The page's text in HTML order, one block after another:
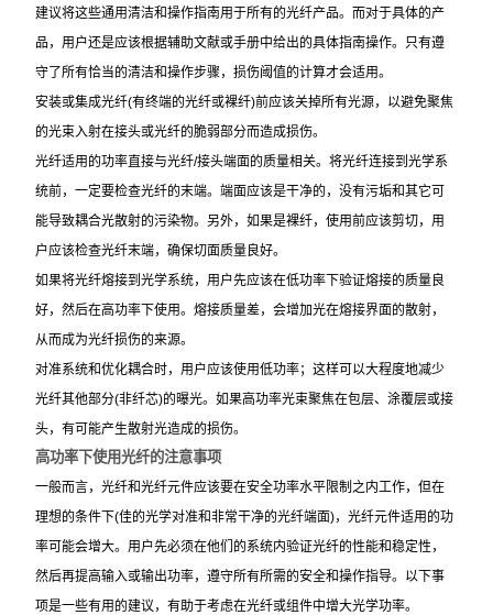
建议将这些通用清洁和操作指南用于所有的光纤产品。而对于具体的产
品，用户还是应该根据辅助文献或手册中给出的具体指南操作。只有遵
守了所有恰当的清洁和操作步骤，损伤阈值的计算才会适用。
安装或集成光纤(有终端的光纤或裸纤)前应该关掉所有光源，以避免聚焦
的光束入射在接头或光纤的脆弱部分而造成损伤。
光纤适用的功率直接与光纤/接头端面的质量相关。将光纤连接到光学系
统前，一定要检查光纤的末端。端面应该是干净的，没有污垢和其它可
能导致耦合光散射的污染物。另外，如果是裸纤，使用前应该剪切，用
户应该检查光纤末端，确保切面质量良好。
如果将光纤熔接到光学系统，用户先应该在低功率下验证熔接的质量良
好，然后在高功率下使用。熔接质量差，会增加光在熔接界面的散射，
从而成为光纤损伤的来源。
对准系统和优化耦合时，用户应该使用低功率；这样可以大程度地减少
光纤其他部分(非纤芯)的曝光。如果高功率光束聚焦在包层、涂覆层或接
头，有可能产生散射光造成的损伤。
高功率下使用光纤的注意事项
一般而言，光纤和光纤元件应该要在安全功率水平限制之内工作，但在
理想的条件下(佳的光学对准和非常干净的光纤端面)，光纤元件适用的功
率可能会增大。用户先必须在他们的系统内验证光纤的性能和稳定性，
然后再提高输入或输出功率，遵守所有所需的安全和操作指导。以下事
项是一些有用的建议，有助于考虑在光纤或组件中增大光学功率。